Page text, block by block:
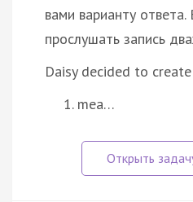
вами варианту
прослушать запись
Daisy decided to
mea…